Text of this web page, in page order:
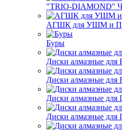
"TRIO-DIAMOND"
АГШК для УШМ и
Буры
Диски алмазные для
Диски алмазные для
Диски алмазные для
Диски алмазные для